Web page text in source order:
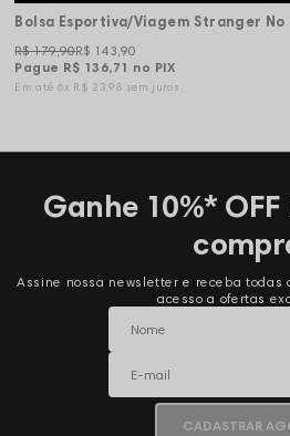
Pague R$ 136,71 no PIX
R$ 179,90R$ 143,90
6x R$ 23,98 sem juros
Ganhe 10%*
Assine nossa newsletter e receba todas
acesso a ofertas
CADASTRAR